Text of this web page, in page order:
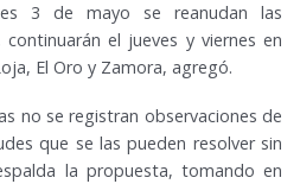
3 de mayo se reanudan las
continuarán el jueves y viernes en
El Oro y Zamora, agregó.
no se registran observaciones de
que se las pueden resolver sin
la propuesta, tomando en